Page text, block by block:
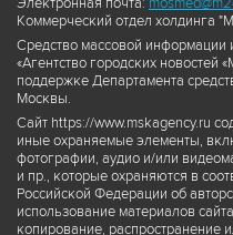
Коммерческий отдел холдинга
Средство массовой информации
«Агентство городских новостей
поддержке Департамента
Москвы.
Сайт https://www.mskagency.ru
иные охраняемые элементы,
фотографии, аудио и/или
и пр., которые охраняются в
Российской Федерации об
использование материалов
копирование, распространение